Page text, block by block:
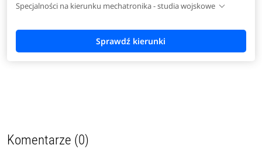
Specjalności na kierunku mechatronika - studia wojskowe
Komentarze (0)